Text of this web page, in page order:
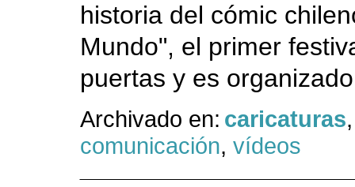
historia del cómic
Mundo", el primer
puertas y es
Archivado en: caricaturas
comunicación, vídeos